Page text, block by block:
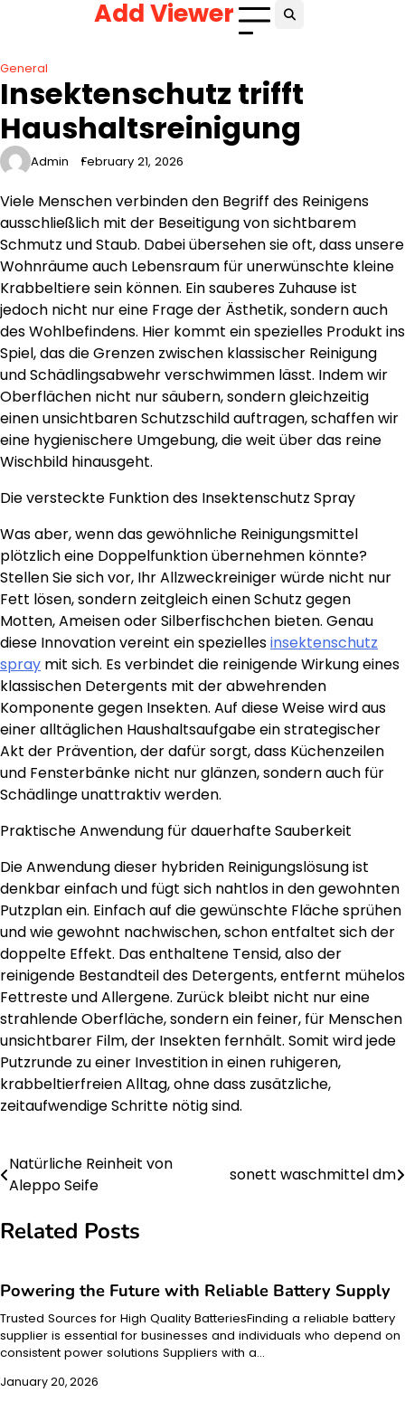
Add Viewer
General
Insektenschutz trifft
Haushaltsreinigung
Admin February 21, 2026
Viele Menschen verbinden den Begriff des Reinigens
ausschließlich mit der Beseitigung von sichtbarem
Schmutz und Staub. Dabei übersehen sie oft, dass unsere
Wohnräume auch Lebensraum für unerwünschte kleine
Krabbeltiere sein können. Ein sauberes Zuhause ist
jedoch nicht nur eine Frage der Ästhetik, sondern auch
des Wohlbefindens. Hier kommt ein spezielles Produkt ins
Spiel, das die Grenzen zwischen klassischer Reinigung
und Schädlingsabwehr verschwimmen lässt. Indem wir
Oberflächen nicht nur säubern, sondern gleichzeitig
einen unsichtbaren Schutzschild auftragen, schaffen wir
eine hygienischere Umgebung, die weit über das reine
Wischbild hinausgeht.
Die versteckte Funktion des Insektenschutz Spray
Was aber, wenn das gewöhnliche Reinigungsmittel
plötzlich eine Doppelfunktion übernehmen könnte?
Stellen Sie sich vor, Ihr Allzweckreiniger würde nicht nur
Fett lösen, sondern zeitgleich einen Schutz gegen
Motten, Ameisen oder Silberfischchen bieten. Genau
diese Innovation vereint ein speziellesinsektenschutz
spray mit sich. Es verbindet die reinigende Wirkung eines
klassischen Detergents mit der abwehrenden
Komponente gegen Insekten. Auf diese Weise wird aus
einer alltäglichen Haushaltsaufgabe ein strategischer
Akt der Prävention, der dafür sorgt, dass Küchenzeilen
und Fensterbänke nicht nur glänzen, sondern auch für
Schädlinge unattraktiv werden.
Praktische Anwendung für dauerhafte Sauberkeit
Die Anwendung dieser hybriden Reinigungslösung ist
denkbar einfach und fügt sich nahtlos in den gewohnten
Putzplan ein. Einfach auf die gewünschte Fläche sprühen
und wie gewohnt nachwischen, schon entfaltet sich der
doppelte Effekt. Das enthaltene Tensid, also der
reinigende Bestandteil des Detergents, entfernt mühelos
Fettreste und Allergene. Zurück bleibt nicht nur eine
strahlende Oberfläche, sondern ein feiner, für Menschen
unsichtbarer Film, der Insekten fernhält. Somit wird jede
Putzrunde zu einer Investition in einen ruhigeren,
krabbeltierfreien Alltag, ohne dass zusätzliche,
zeitaufwendige Schritte nötig sind.
Post
navigation
Natürliche Reinheit von
Aleppo Seife
sonett waschmittel dm
Related Posts
Powering the Future with Reliable Battery Supply
Trusted Sources for High Quality BatteriesFinding a reliable battery
supplier is essential for businesses and individuals who depend on
consistent power solutions Suppliers with a…
January 20, 2026